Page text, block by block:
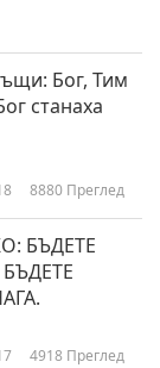
Бог, Тим
станаха
8880 Преглед
БЪДЕТЕ
4918 Преглед